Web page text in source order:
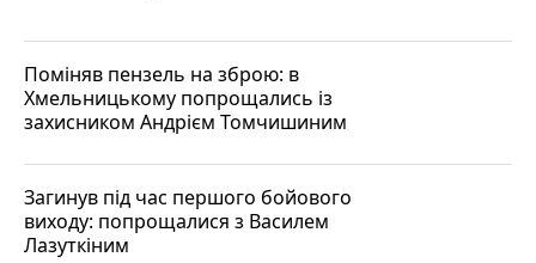
Поміняв пензель на зброю: в
Хмельницькому попрощались із
захисником Андрієм Томчишиним
Загинув під час першого бойового
виходу: попрощалися з Василем
Лазуткіним